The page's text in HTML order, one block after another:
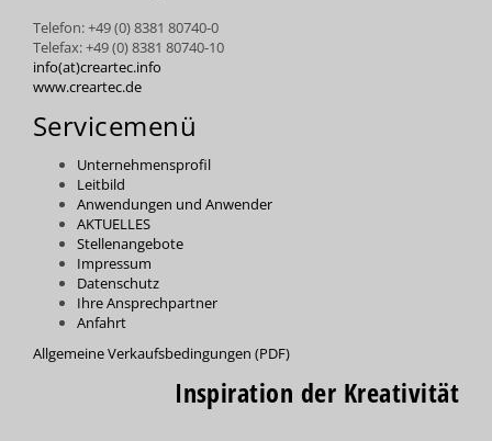
Telefon: +49 (0) 8381 80740-0
Telefax: +49 (0) 8381 80740-10
info(at)creartec.info
www.creartec.de
Servicemenü
Unternehmensprofil
Leitbild
Anwendungen und Anwender
AKTUELLES
Stellenangebote
Impressum
Datenschutz
Ihre Ansprechpartner
Anfahrt
Allgemeine Verkaufsbedingungen (PDF)
Inspiration der Kreativität